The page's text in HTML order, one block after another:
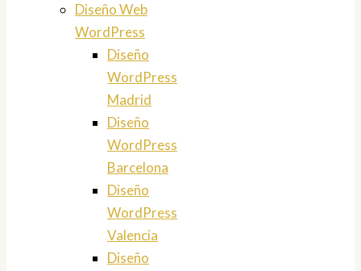
Diseño Web
WordPress
Diseño
WordPress
Madrid
Diseño
WordPress
Barcelona
Diseño
WordPress
Valencia
Diseño